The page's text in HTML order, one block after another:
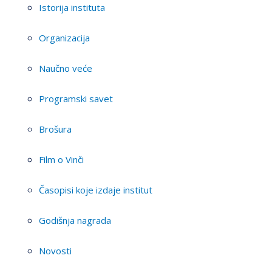
Istorija instituta
Organizacija
Naučno veće
Programski savet
Brošura
Film o Vinči
Časopisi koje izdaje institut
Godišnja nagrada
Novosti